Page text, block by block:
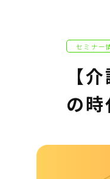
セミナー
【
の